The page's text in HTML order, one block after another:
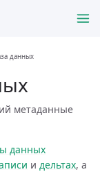
данных
метаданные
данных
и дельтах, а